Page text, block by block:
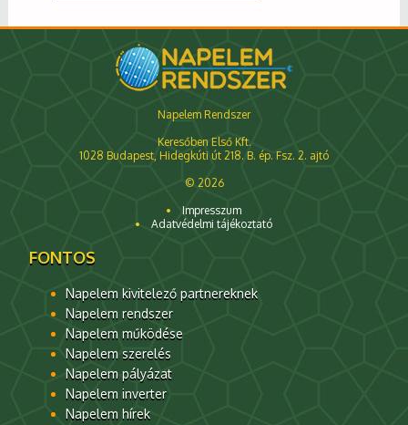
Napelem Rendszer
Keresőben Első Kft.
1028 Budapest, Hidegkúti út 218. B. ép. Fsz. 2. ajtó
© 2026
Impresszum
Adatvédelmi tájékoztató
FONTOS
Napelem kivitelező partnereknek
Napelem rendszer
Napelem működése
Napelem szerelés
Napelem pályázat
Napelem inverter
Napelem hírek